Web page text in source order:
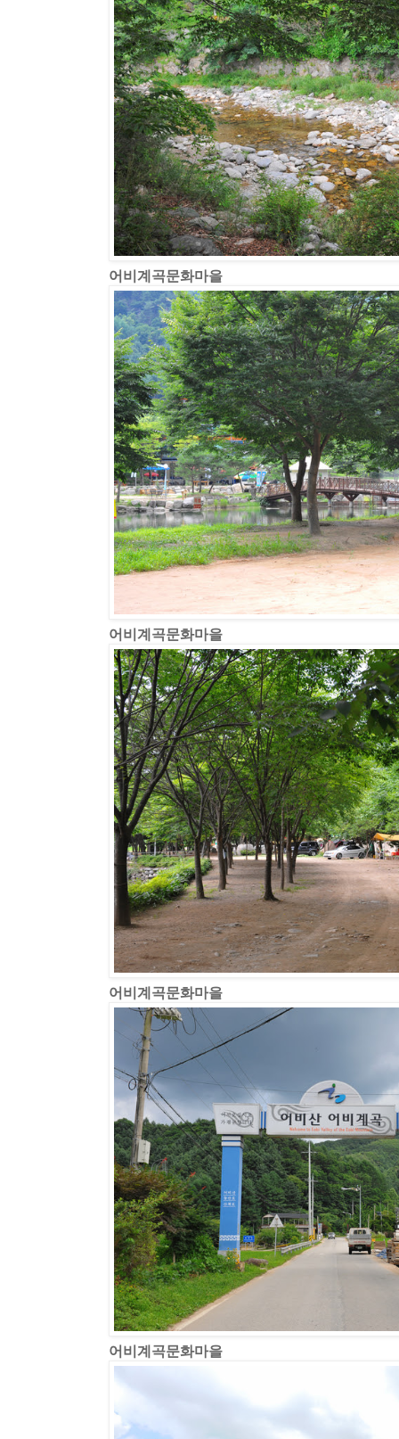
어비계곡문화마을
어비계곡문화마을
어비계곡문화마을
어비계곡문화마을